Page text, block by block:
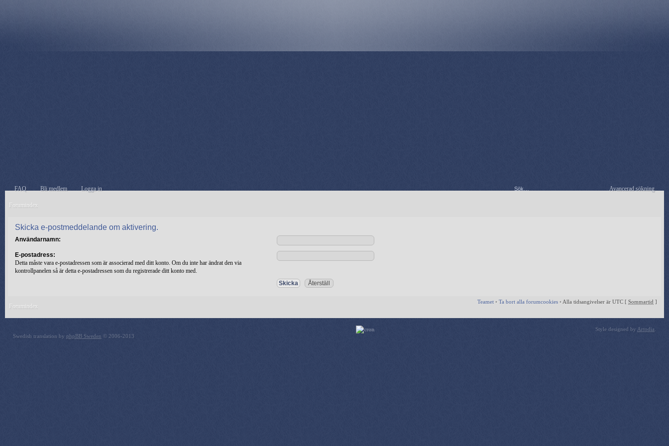
FAQ Bli medlem Logga in Avancerad sökning
Forumindex
Skicka e-postmeddelande om aktivering.
Användarnamn:
E-postadress:
Detta måste vara e-postadressen som är associerad med ditt konto. Om du inte har ändrat den via
kontrollpanelen så är detta e-postadressen som du registrerade ditt konto med.
Teamet • Ta bort alla forumcookies • Alla tidsangivelser är UTC [ Sommartid ]
Forumindex
Swedish translation by phpBB Sweden © 2006-2013
Style designed by Artodia